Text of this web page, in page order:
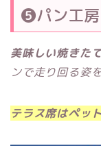
❺パン工房
美味しい焼きた
ンで走り回る姿
テラス席はペッ